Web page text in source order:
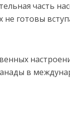
часть
готовы
в